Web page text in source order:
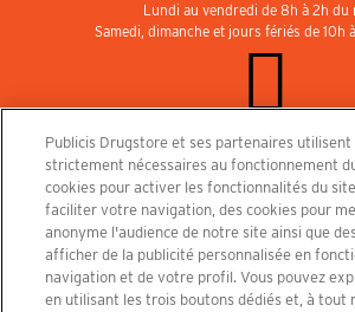
Lundi au vendredi de 8h à 2h du
Samedi, dimanche et jours fériés de 10h
Rejoignez-nous au
Nous recrutons pour les boutiques, le restaurant et le
Conditions générales de vente
Politique de Protection des Données
Cookies
Publicis Drugstore et ses partenaires utilisent
strictement nécessaires au fonctionnement
cookies pour activer les fonctionnalités du
faciliter votre navigation, des cookies pour
anonyme l'audience de notre site ainsi que
afficher de la publicité personnalisée en
navigation et de votre profil. Vous pouvez
en utilisant les trois boutons dédiés et, à tout